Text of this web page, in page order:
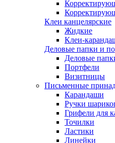
Клеи канцелярские
Жидкие
Клеи-
Деловые папки и
Деловые
Портфели
Визитницы
Письменные
Карандаши
Ручки
Грифели для
Точилки
Ластики
Линейки